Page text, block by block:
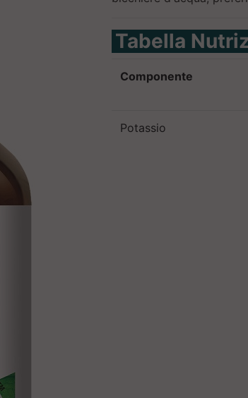
Tabella
Componente
Potassio